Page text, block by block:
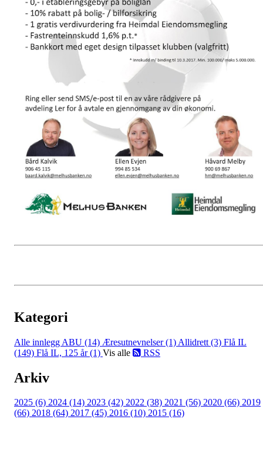
Kategori
Alle innlegg ABU (14) Æresutnevnelser (1) Allidrett (3) Flå IL
(149) Flå IL, 125 år (1) Vis alle RSS
Arkiv
2025 (6) 2024 (14) 2023 (42) 2022 (38) 2021 (56) 2020 (66) 2019
(66) 2018 (64) 2017 (45) 2016 (10) 2015 (16)